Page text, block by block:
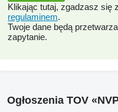
Klikając tutaj, zgadzasz się
regulaminem.
Twoje dane będą
zapytanie.
Ogłoszenia TOV